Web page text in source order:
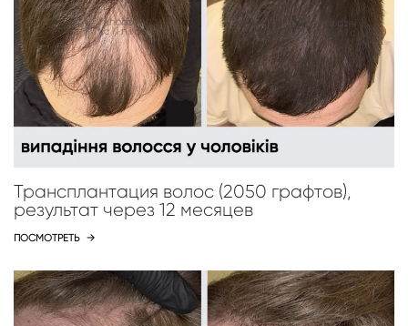
Трансплантация волос (2050 графтов),
результат через 12 месяцев
ПОСМОТРЕТЬ →